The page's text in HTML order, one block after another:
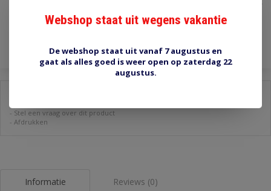
Toevoegen aan winkelwagen
- Stel een vraag over dit product
- Afdrukken
Informatie Reviews (0)
Webshop staat uit wegens vakantie
De webshop staat uit vanaf 7 augustus en
gaat als alles goed is weer open op zaterdag 22
augustus.